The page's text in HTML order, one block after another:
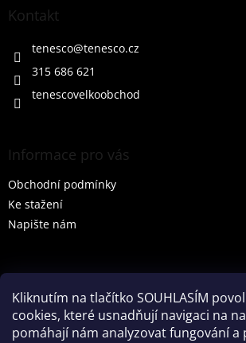
Kliknutím na tlačítko SOUHLASÍM
cookies, které usnadňují navigaci na
pomáhají nám analyzovat fungování a
Kontakt
tenesco@tenesco.cz
315 686 621
tenescovelkoobchod
Informace pro vás
Obchodní podmínky
Ke stažení
Napište nám
HLEDAT